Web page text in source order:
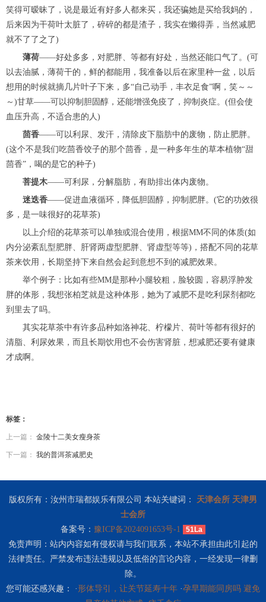
笑得可暧昧了，说是最近有好多人都来买，我还骗她是买给我妈的，
后来因为干荷叶太脏了，碎碎的都是渣子，我实在懒得弄，当然减肥
就不了了之了)
薄荷——好处多多，对肥胖、等都有好处，当然还能口气了。(可
以去油腻，薄荷干的，鲜的都能用，我准备以后在家里种一盆，以后
想用的时候就摘几片叶子下来，多“自己动手，丰衣足食”啊，笑～～
～)甘草——可以抑制胆固醇，还能增强免疫了，抑制炎症。(但会使
血压升高，不适合患的人)
茴香——可以利尿、发汗，清除皮下脂肪中的废物，防止肥胖。
(这个不是我们吃茴香饺子的那个茴香，是一种多年生的草本植物“甜
茴香”，喝的是它的种子)
菩提木——可利尿，分解脂肪，有助排出体内废物。
迷迭香——促进血液循环，降低胆固醇，抑制肥胖。(它的功效很
多，是一味很好的花草茶)
以上介绍的花草茶可以单独或混合使用，根据MM不同的体质(如
内分泌紊乱型肥胖、肝肾两虚型肥胖、肾虚型等等)，搭配不同的花草
茶来饮用，长期坚持下来自然会起到意想不到的减肥效果。
举个例子：比如有些MM是那种小腿较粗，脸较圆，容易浮肿发
胖的体形，我想张柏芝就是这种体形，她为了减肥不是吃利尿剂都吃
到里去了吗。
其实花草茶中有许多品种如洛神花、柠檬片、荷叶等都有很好的
清脂、利尿效果，而且长期饮用也不会伤害肾脏，想减肥还要有健康
才成啊。
标签：
上一篇： 金陵十二美女瘦身茶
下一篇： 我的普洱茶减肥史
版权所有：汝州市瑞都娱乐有限公司 本站关键词： 天津会所 天津男
士会所
备案号： 豫ICP备2024091653号-1 51La
免责声明：站内内容如有侵权请与我们联系，本站不承担由此引起的
法律责任。严禁发布违法违规以及低俗的言论内容，一经发现一律删
除。
您可能还感兴趣： ·形体导引，让关节延寿十年 ·孕早期能同房吗 避免